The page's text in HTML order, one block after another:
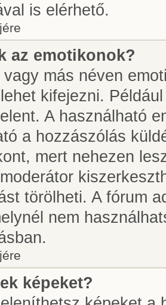
is elérhető.
az emotikonok?
más néven
kifejezni.
A használható
a hozzászólás
mert nehezen
törölheti. A fórum
nem
képeket?